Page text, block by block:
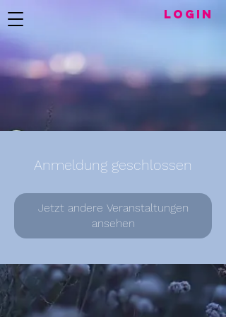
LogIN
Anmeldung geschlossen
Jetzt andere Veranstaltungen
ansehen